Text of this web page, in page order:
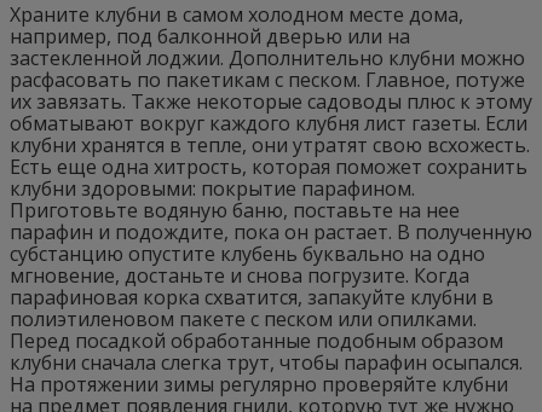
Храните клубни в самом холодном месте дома,
например, под балконной дверью или на
застекленной лоджии. Дополнительно клубни можно
расфасовать по пакетикам с песком. Главное, потуже
их завязать. Также некоторые садоводы плюс к этому
обматывают вокруг каждого клубня лист газеты. Если
клубни хранятся в тепле, они утратят свою всхожесть.
Есть еще одна хитрость, которая поможет сохранить
клубни здоровыми: покрытие парафином.
Приготовьте водяную баню, поставьте на нее
парафин и подождите, пока он растает. В полученную
субстанцию опустите клубень буквально на одно
мгновение, достаньте и снова погрузите. Когда
парафиновая корка схватится, запакуйте клубни в
полиэтиленовом пакете с песком или опилками.
Перед посадкой обработанные подобным образом
клубни сначала слегка трут, чтобы парафин осыпался.
На протяжении зимы регулярно проверяйте клубни
на предмет появления гнили, которую тут же нужно